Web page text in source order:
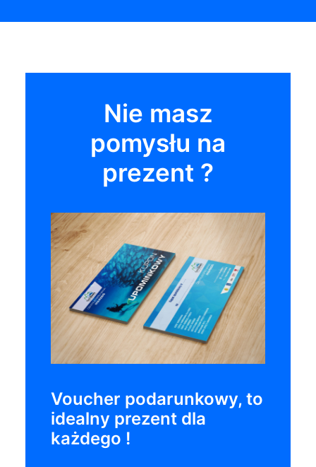
Nie masz
pomysłu na
prezent ?
Voucher podarunkowy, to
idealny prezent dla
każdego !